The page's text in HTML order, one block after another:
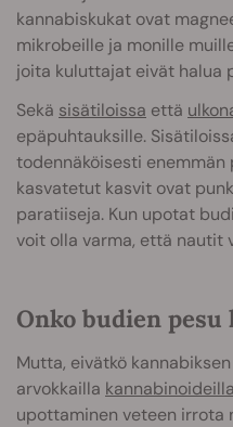
kannabiskukat ovat
mikrobeille ja monille
joita kuluttajat eivät halua
Sekä sisätiloissa että
epäpuhtauksille.
todennäköisesti enemmän
kasvatetut kasvit ovat
paratiiseja. Kun upotat
voit olla varma, että nautit
Onko budien
Mutta, eivätkö
arvokkailla kannabinoideilla
upottaminen veteen irrota